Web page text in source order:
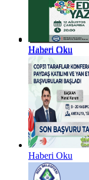
Haberi Oku
Haberi Oku
Haberi Oku